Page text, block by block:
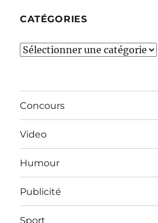
CATÉGORIES
Catégories
Concours
Video
Humour
Publicité
Sport